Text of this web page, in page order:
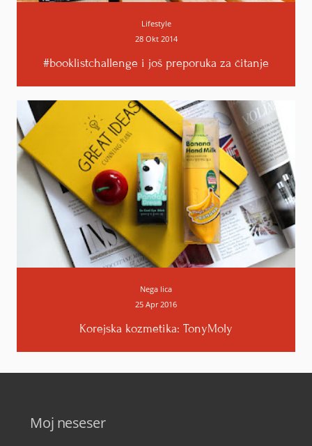
Lifestyle
28 Okt 2014
#booklistchallenge i još preporuka za čitanje
Nega lica
25 Apr 2016
Korejska kozmetika: TonyMoly
Moj neseser